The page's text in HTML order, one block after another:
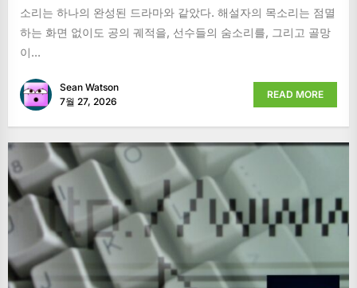
소리는 하나의 완성된 드라마와 같았다. 해설자의 목소리는 점멸
하는 화면 없이도 공의 궤적을, 선수들의 숨소리를, 그리고 골망
이...
Sean Watson
7월 27, 2026
READ MORE